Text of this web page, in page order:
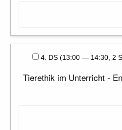
4. DS (13:00 — 14:30, 2
Tierethik im Unterricht -